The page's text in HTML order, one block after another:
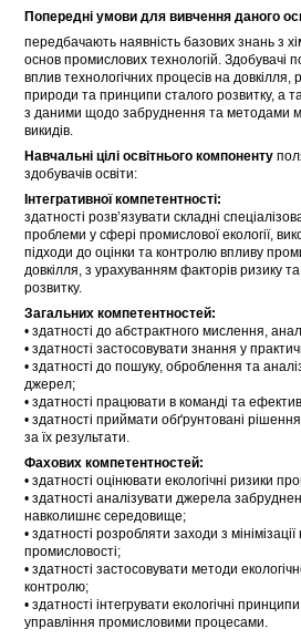
Попередні умови для вивчення даного
передбачають наявність базових знань з
основ промислових технологій. Здобувачі
вплив технологічних процесів на довкілля,
природи та принципи сталого розвитку, а
з даними щодо забруднення та методами
викидів.
Навчальні цілі освітнього компоненту
здобувачів освіти:
Інтегративної компетентності:
здатності розв’язувати складні
проблеми у сфері промислової екології,
підходи до оцінки та контролю впливу
довкілля, з урахуванням факторів ризику
розвитку.
Загальних компетентностей:
• здатності до абстрактного мислення,
• здатності застосовувати знання у
• здатності до пошуку, оброблення та
джерел;
• здатності працювати в команді та
• здатності приймати обґрунтовані
за їх результати.
Фахових компетентностей:
• здатності оцінювати екологічні ризики
• здатності аналізувати джерела
навколишнє середовище;
• здатності розробляти заходи з
промисловості;
• здатності застосовувати методи
контролю;
• здатності інтегрувати екологічні
управління промисловими процесами.